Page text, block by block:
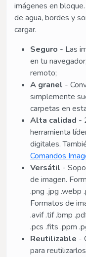
imágenes en
de agua, bordes y
cargar.
Seguro - Las
en tu
remoto;
A granel -
simplemente
carpetas en
Alta calidad -
herramienta
digitales.
Comandos
Versátil -
de imagen.
.png .jpg .webp
Formatos de
.avif .tif .bmp
.pcs .fits .ppm
Reutilizable -
para